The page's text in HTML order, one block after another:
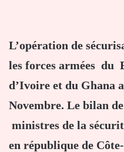
L’opération de
les forces armées du
d’Ivoire et du Ghana
Novembre. Le bilan
ministres de la
en république de